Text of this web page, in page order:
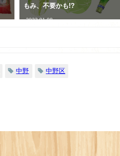
もみ、不要かも!?
2023-01-08
中野 中野区